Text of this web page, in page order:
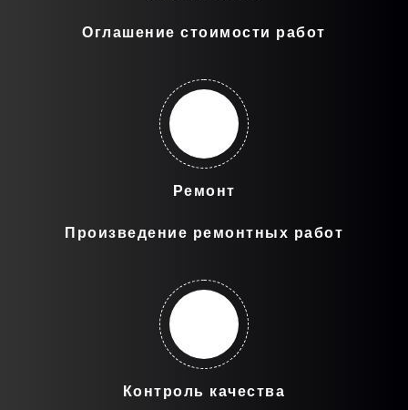
Оглашение стоимости работ
Ремонт
Произведение ремонтных работ
Контроль качества